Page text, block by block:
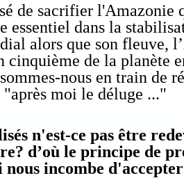
n'est-ce pas être
d’où le principe de
incombe
de sacrifier l'Amazonie
essentiel dans la
alors que son fleuve,
cinquième de la planète
nous en train de
"après moi le déluge ..."